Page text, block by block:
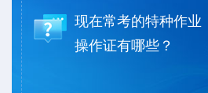
现在常考的特种作业
操作证有哪些？